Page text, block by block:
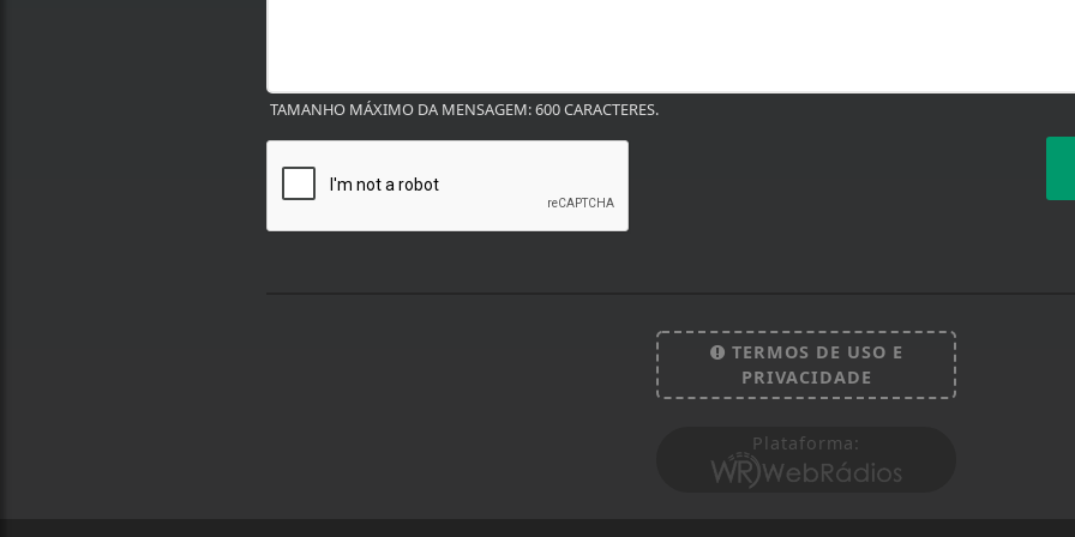
TAMANHO MÁXIMO DA MENSAGEM: 600 CARACTERES.
TERMOS DE USO E
PRIVACIDADE
Plataforma:
Esse site utiliza cookies para melhorar sua experiência de navegação. Ao continuar o acesso,